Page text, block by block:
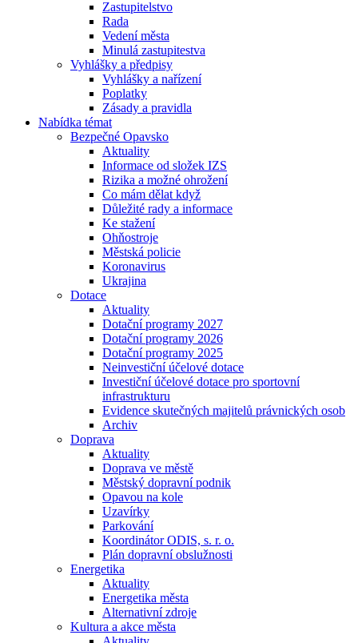
Zastupitelstvo
Rada
Vedení města
Minulá zastupitestva
Vyhlášky a předpisy
Vyhlášky a nařízení
Poplatky
Zásady a pravidla
Nabídka témat
Bezpečné Opavsko
Aktuality
Informace od složek IZS
Rizika a možné ohrožení
Co mám dělat když
Důležité rady a informace
Ke stažení
Ohňostroje
Městská policie
Koronavirus
Ukrajina
Dotace
Aktuality
Dotační programy 2027
Dotační programy 2026
Dotační programy 2025
Neinvestiční účelové dotace
Investiční účelové dotace pro sportovní
infrastrukturu
Evidence skutečných majitelů právnických osob
Archiv
Doprava
Aktuality
Doprava ve městě
Městský dopravní podnik
Opavou na kole
Uzavírky
Parkování
Koordinátor ODIS, s. r. o.
Plán dopravní obslužnosti
Energetika
Aktuality
Energetika města
Alternativní zdroje
Kultura a akce města